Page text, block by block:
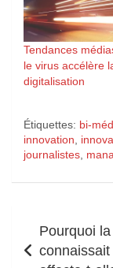
Tendances
le virus accélère
digitalisation
Étiquettes: bi-
innovation,
journalistes,
de
Pourquoi